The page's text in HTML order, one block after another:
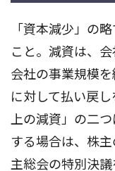
「資本減少」の
こと。減資は、
会社の事業規模
に対して払い戻
上の減資」の二
する場合は、株
主総会の特別決議